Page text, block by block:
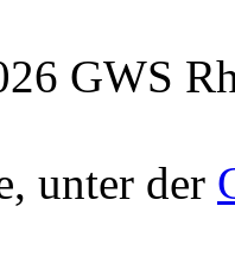
GWS
unter der